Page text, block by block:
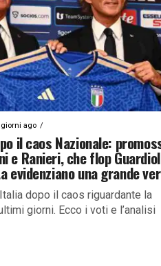
giorni ago
il caos Nazionale:
e Ranieri, che flop
evidenziano una grande
dopo il caos riguardante la
giorni. Ecco i voti e l’analisi